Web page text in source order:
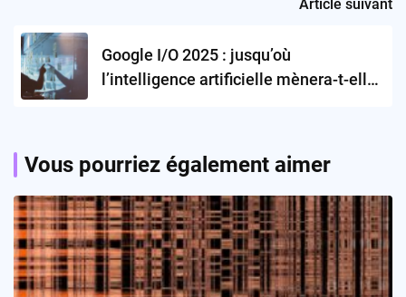
Article suivant
Google I/O 2025 : jusqu’où
l’intelligence artificielle mènera-t-elle
Vous pourriez également aimer